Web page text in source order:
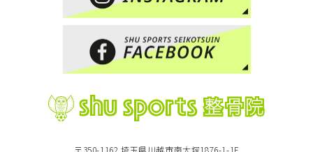
〒350-1162 埼玉県川越市南大塚1876-1-1F